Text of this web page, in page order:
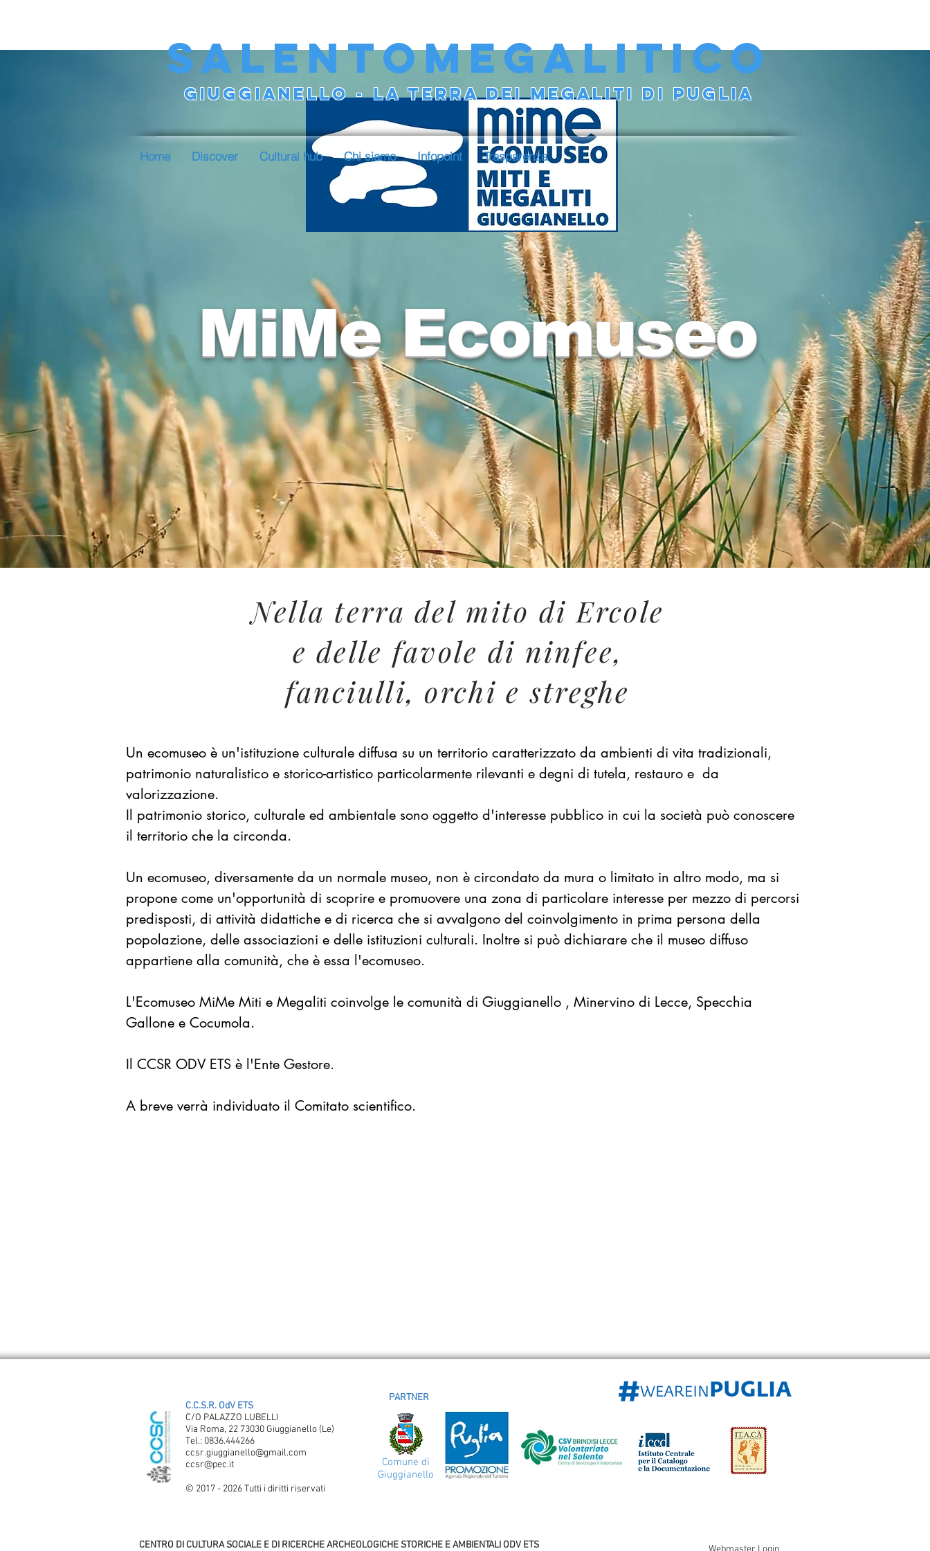
SALENTOMEGALITICO
GIUGGIANELLO - LA TERRA DEI MEGALITI DI PUGLIA
Home Discover Cultural hub Chi siamo Infopoint Trasparenza
MiMe Ecomuseo
Nella terra del mito di Ercole
e delle favole di ninfee,
fanciulli, orchi e streghe
Un ecomuseo è un'istituzione culturale diffusa su un territorio caratterizzato da ambienti di vita tradizionali,
patrimonio naturalistico e storico-artistico particolarmente rilevanti e degni di tutela, restauro e da
valorizzazione.
Il patrimonio storico, culturale ed ambientale sono oggetto d'interesse pubblico in cui la società può conoscere
il territorio che la circonda.
Un ecomuseo, diversamente da un normale museo, non è circondato da mura o limitato in altro modo, ma si
propone come un'opportunità di scoprire e promuovere una zona di particolare interesse per mezzo di percorsi
predisposti, di attività didattiche e di ricerca che si avvalgono del coinvolgimento in prima persona della
popolazione, delle associazioni e delle istituzioni culturali. Inoltre si può dichiarare che il museo diffuso
appartiene alla comunità, che è essa l'ecomuseo.
L'Ecomuseo MiMe Miti e Megaliti coinvolge le comunità di Giuggianello , Minervino di Lecce, Specchia
Gallone e Cocumola.
Il CCSR ODV ETS è l'Ente Gestore.
A breve verrà individuato il Comitato scientifico.
C.C.S.R. OdV ETS
C/O PALAZZO LUBELLI
Via Roma, 22 73030 Giuggianello (Le)
Tel.: 0836.444266
ccsr.giuggianello@gmail.com
ccsr@pec.it
© 2017 - 2026 Tutti i diritti riservati
PARTNER
Comune di
Giuggianello
CENTRO DI CULTURA SOCIALE E DI RICERCHE ARCHEOLOGICHE STORICHE E AMBIENTALI ODV ETS